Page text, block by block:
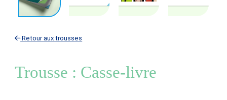
Retour aux trousses
Trousse : Casse-livre